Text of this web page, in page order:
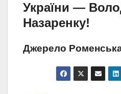
України —
Назаренку!
Джерело